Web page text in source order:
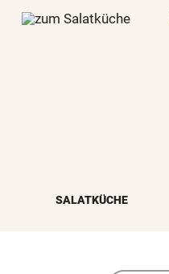
SALATKÜCHE